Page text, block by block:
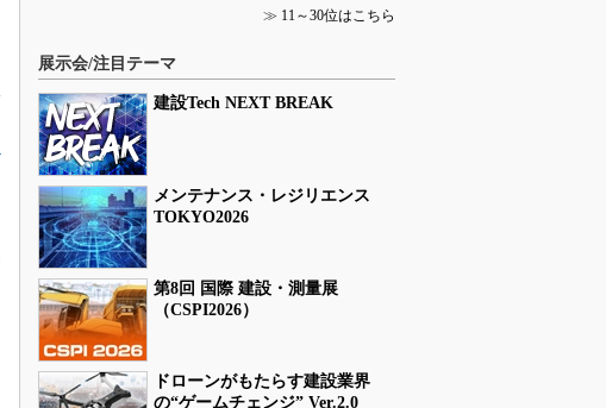
≫ 11～30位はこちら
展示会/注目テーマ
建設Tech NEXT BREAK
メンテナンス・レジリエンス
TOKYO2026
第8回 国際 建設・測量展
（CSPI2026）
ドローンがもたらす建設業界
の“ゲームチェンジ” Ver.2.0